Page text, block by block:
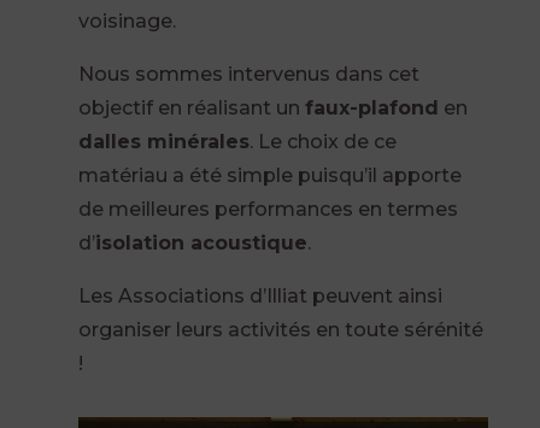
voisinage.
Nous sommes intervenus dans cet
objectif en réalisant un faux-plafond en
dalles minérales. Le choix de ce
matériau a été simple puisqu’il apporte
de meilleures performances en termes
d’isolation acoustique.
Les Associations d’Illiat peuvent ainsi
organiser leurs activités en toute sérénité
!